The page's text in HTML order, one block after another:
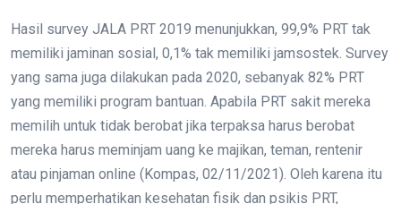
Hasil survey JALA PRT 2019 menunjukkan, 99,9% PRT tak
memiliki jaminan sosial, 0,1% tak memiliki jamsostek. Survey
yang sama juga dilakukan pada 2020, sebanyak 82% PRT
yang memiliki program bantuan. Apabila PRT sakit mereka
memilih untuk tidak berobat jika terpaksa harus berobat
mereka harus meminjam uang ke majikan, teman, rentenir
atau pinjaman online (Kompas, 02/11/2021). Oleh karena itu
perlu memperhatikan kesehatan fisik dan psikis PRT,